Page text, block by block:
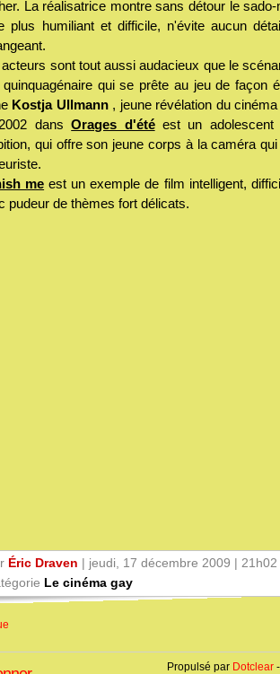
La réalisatrice montre sans détour le
plus humiliant et difficile, n'évite aucun
acteurs sont tout aussi audacieux que le
quinquagénaire qui se prête au jeu de façon
Kostja Ullmann , jeune révélation du
dansOrages d'étéest un adolescent
qui offre son jeune corps à la caméra
me est un exemple de film intelligent,
pudeur de thèmes fort délicats.
Éric Draven | jeudi, 17 décembre 2009 | 21h02
Le cinéma gay
Propulsé par Dotclear